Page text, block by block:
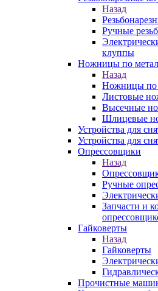
Назад
Ручные
клуппы
Ножницы по
Назад
Ножницы по
Листовые
Высечные
Шлицевые
Устройства для
Устройства для
Опрессовщики
Назад
Ручные
Запчасти и
Гайковерты
Назад
Гайковерты
Прочистные